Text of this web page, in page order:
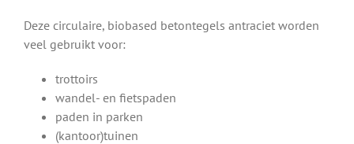
Deze circulaire, biobased betontegels antraciet worden
veel gebruikt voor:
trottoirs
wandel- en fietspaden
paden in parken
(kantoor)tuinen